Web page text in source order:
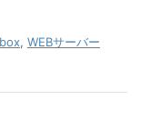
, WEBサーバー